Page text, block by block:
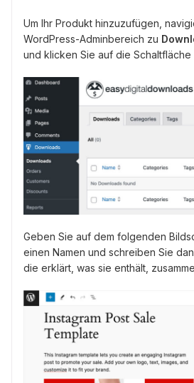
Um Ihr Produkt hinzuzufügen,
WordPress-Adminbereich zu
und klicken Sie auf die Schaltfläche
Geben Sie auf dem folgenden
einen Namen und schreiben Sie
die erklärt, was sie enthält,